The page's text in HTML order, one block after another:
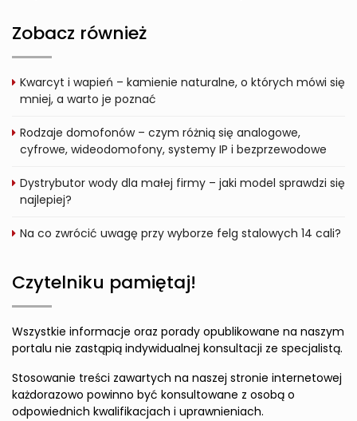
Zobacz również
Kwarcyt i wapień – kamienie naturalne, o których mówi się
mniej, a warto je poznać
Rodzaje domofonów – czym różnią się analogowe,
cyfrowe, wideodomofony, systemy IP i bezprzewodowe
Dystrybutor wody dla małej firmy – jaki model sprawdzi się
najlepiej?
Na co zwrócić uwagę przy wyborze felg stalowych 14 cali?
Czytelniku pamiętaj!
Wszystkie informacje oraz porady opublikowane na naszym
portalu nie zastąpią indywidualnej konsultacji ze specjalistą.
Stosowanie treści zawartych na naszej stronie internetowej
każdorazowo powinno być konsultowane z osobą o
odpowiednich kwalifikacjach i uprawnieniach.